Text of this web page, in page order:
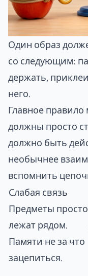
Один образ
со следующим:
держать,
него.
Главное правило
должны просто
должно быть
необычнее
вспомнить
Слабая связь
Предметы просто
лежат рядом.
Памяти не за что
зацепиться.